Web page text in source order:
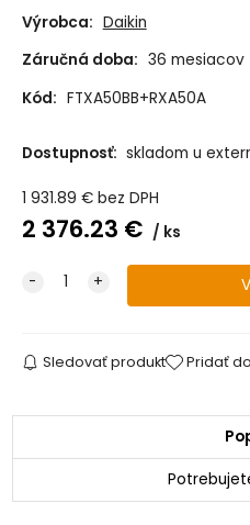
Výrobca: Daikin
Záručná doba: 36 mesiacov
Kód: FTXA50BB+RXA50A
Dostupnosť: skladom u
1 931.89 € bez DPH
2 376.23 € ks
Sledovať produkt Pridať